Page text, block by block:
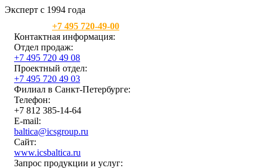
Эксперт с 1994 года
+7 495 720-49-00
Контактная информация:
Отдел продаж:
+7 495 720 49 08
Проектный отдел:
+7 495 720 49 03
Филиал в Санкт-Петербурге:
Телефон:
+7 812 385-14-64
E-mail:
baltica@icsgroup.ru
Сайт:
www.icsbaltica.ru
Запрос продукции и услуг: